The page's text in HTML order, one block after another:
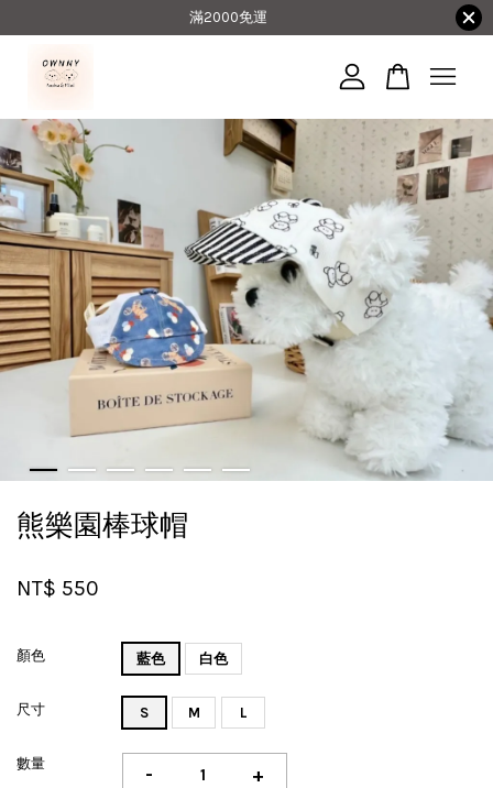
滿2000免運
熊樂園棒球帽
NT$ 550
顏色 藍色 白色
尺寸 S M L
數量 - +
您的購物車目前還是空的。
繼續購物